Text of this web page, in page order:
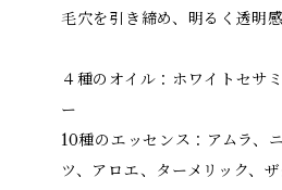
毛穴を引き締め、明るく透明
４種のオイル：ホワイトセサ
ー
10種のエッセンス：アムラ、
ツ、アロエ、ターメリック、